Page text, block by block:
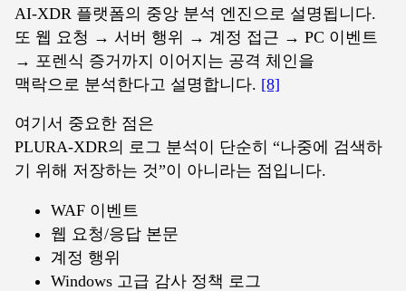
AI-XDR 플랫폼의 중앙 분석 엔진으로 설명됩니다.
또 웹 요청 → 서버 행위 → 계정 접근 → PC 이벤트
→ 포렌식 증거까지 이어지는 공격 체인을
맥락으로 분석한다고 설명합니다. [8]
여기서 중요한 점은
PLURA-XDR의 로그 분석이 단순히 “나중에 검색하
기 위해 저장하는 것”이 아니라는 점입니다.
WAF 이벤트
웹 요청/응답 본문
계정 행위
Windows 고급 감사 정책 로그